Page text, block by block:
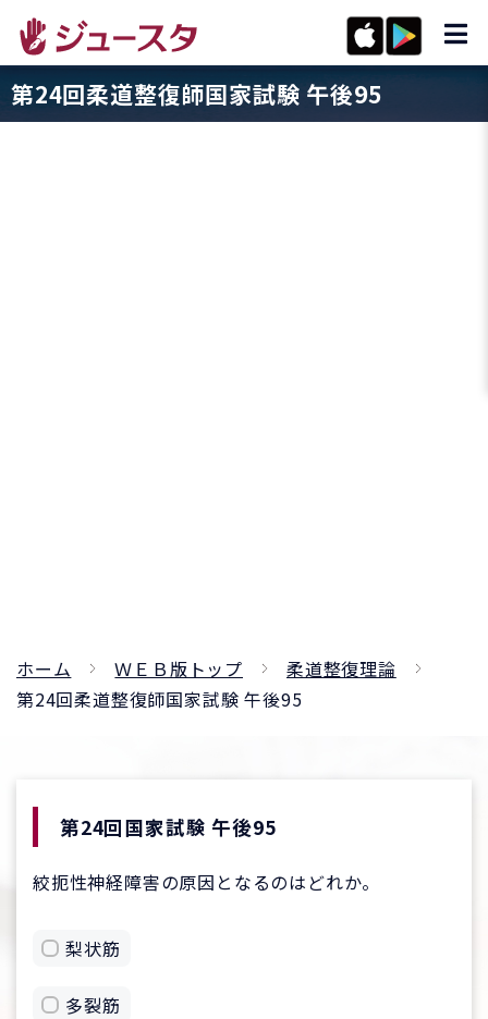
第24回柔道整復師国家試験 午後95
ホーム ＷＥＢ版トップ
柔道整復理論
第24回柔道整復師国家試験 午後95
第24回国家試験 午後95
絞扼性神経障害の原因となるのはどれか。
梨状筋
多裂筋